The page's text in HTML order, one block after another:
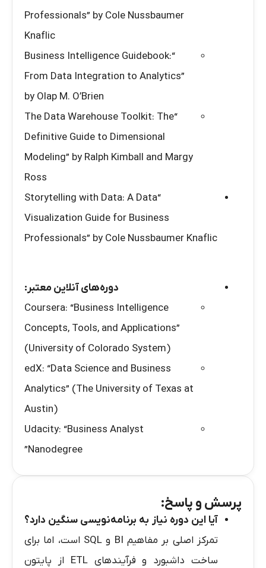
Professionals” by Cole Nussbaumer
Knaflic
“Business Intelligence Guidebook:
From Data Integration to Analytics”
by Olap M. O’Brien
“The Data Warehouse Toolkit: The
Definitive Guide to Dimensional
Modeling” by Ralph Kimball and Margy
Ross
“Storytelling with Data: A Data
Visualization Guide for Business
Professionals” by Cole Nussbaumer Knaflic
دوره‌های آنلاین معتبر:
Coursera: “Business Intelligence
Concepts, Tools, and Applications”
(University of Colorado System)
edX: “Data Science and Business
Analytics” (The University of Texas at
Austin)
Udacity: “Business Analyst
Nanodegree”
پرسش و پاسخ:
آیا این دوره نیاز به برنامه‌نویسی سنگین دارد؟
تمرکز اصلی بر مفاهیم BI و SQL است، اما برای
ساخت داشبورد و فرآیندهای ETL از پایتون